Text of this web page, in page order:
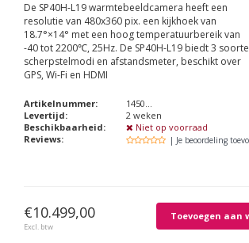
De SP40H-L19 warmtebeeldcamera heeft een
resolutie van 480x360 pix. een kijkhoek van
18.7°×14° met een hoog temperatuurbereik van
-40 tot 2200℃, 25Hz. De SP40H-L19 biedt 3
scherpstelmodi en afstandsmeter, beschikt over
GPS, Wi-Fi en HDMI
Artikelnummer:
1450...
Levertijd:
2 weken
Beschikbaarheid:
Niet op voorraad
Reviews:
| Je beoordeling
€10.499,00
Excl. btw
Toevoegen aan